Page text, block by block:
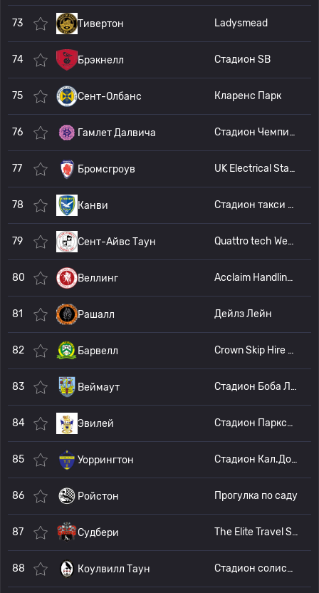
73 Тивертон Ladysmead
74 Брэкнелл Стадион SB
75 Сент-Олбанс Кларенс Парк
76 Гамлет Далвича Стадион Чемпион Хилл
77 Бромсгроув UK Electrical Stadium
78 Канви Стадион такси Стивс
79 Сент-Айвс Таун Quattro tech Westwood Road
80 Веллинг Acclaim Handling Community Stadium
81 Рашалл Дейлз Лейн
82 Барвелл Crown Skip Hire Stadium
83 Веймаут Стадион Боба Лукаса
84 Эвилей Стадион Парксайд
85 Уоррингтон Стадион Кал.Доставка
86 Ройстон Прогулка по саду
87 Судбери The Elite Travel Stadium
88 Коулвилл Таун Стадион солиситоров Мандер Круикшэнк